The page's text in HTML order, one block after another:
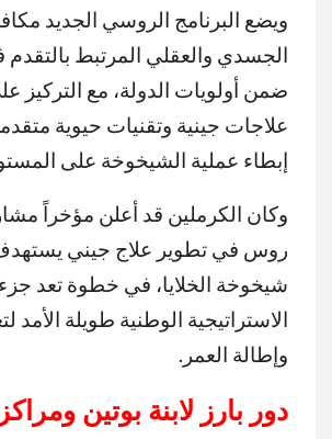
ويضع البرنامج الروسي الجديد
الجسدي والعقلي المرتبط بالتقدم
ضمن أولويات الدولة، مع التركيز
علاجات جينية وتقنيات حيوية
إبطاء عملية الشيخوخة على
وكان الكرملين قد أعلن مؤخراً
روس في تطوير علاج جيني
شيخوخة الخلايا، في خطوة تعد
الاستراتيجية الوطنية طويلة الأمد
وإطالة العمر.
دور بارز لابنة بوتين